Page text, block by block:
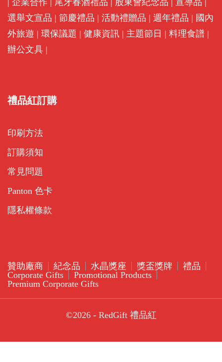
企業合作 尾牙春酒禮品 股東會紀念品 宣導品
選舉文宣品 | 節慶禮品 | 活動禮贈品 | 週年禮品 | 國內
外旅遊 | 環保議題 | 健康資訊 | 主題節日 | 料理食譜 |
辦公文具 |
禮品紅訂購
印刷方法
訂購須知
常見問題
Panton 色卡
隱私權條款
贊助廠商 紀念品 水晶獎座 獎盃獎牌
禮品
Corporate Gifts
Promotional Products
Premium Corporate Gifts
©2026 - RedGift 禮品紅